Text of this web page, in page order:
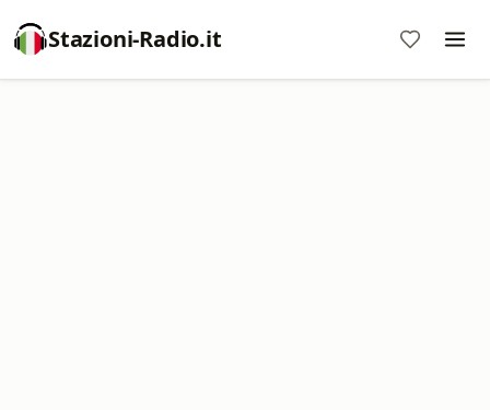
Stazioni-Radio.it